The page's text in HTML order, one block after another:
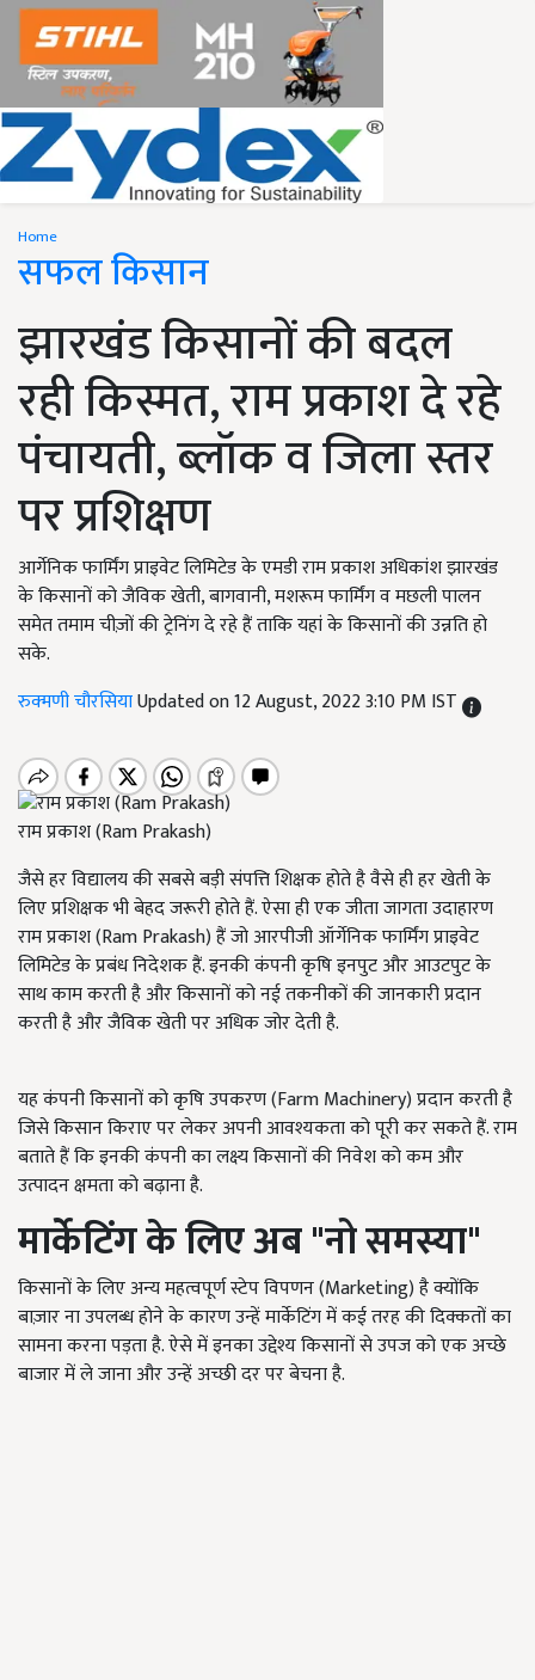
Home
सफल किसान
झारखंड किसानों की बदल
रही किस्मत, राम प्रकाश दे रहे
पंचायती, ब्लॉक व जिला स्तर
पर प्रशिक्षण
आर्गेनिक फार्मिंग प्राइवेट लिमिटेड के एमडी राम प्रकाश अधिकांश झारखंड
के किसानों को जैविक खेती, बागवानी, मशरूम फार्मिंग व मछली पालन
समेत तमाम चीज़ों की ट्रेनिंग दे रहे हैं ताकि यहां के किसानों की उन्नति हो
सके.
रुक्मणी चौरसियाUpdated on 12 August, 2022 3:10 PM IST
राम प्रकाश (Ram Prakash)
जैसे हर विद्यालय की सबसे बड़ी संपत्ति शिक्षक होते है वैसे ही हर खेती के
लिए प्रशिक्षक भी बेहद जरूरी होते हैं. ऐसा ही एक जीता जागता उदाहारण
राम प्रकाश (Ram Prakash) हैं जो आरपीजी ऑर्गेनिक फार्मिंग प्राइवेट
लिमिटेड के प्रबंध निदेशक हैं. इनकी कंपनी कृषि इनपुट और आउटपुट के
साथ काम करती है और किसानों को नई तकनीकों की जानकारी प्रदान
करती है और जैविक खेती पर अधिक जोर देती है.
यह कंपनी किसानों को कृषि उपकरण (Farm Machinery) प्रदान करती है
जिसे किसान किराए पर लेकर अपनी आवश्यकता को पूरी कर सकते हैं. राम
बताते हैं कि इनकी कंपनी का लक्ष्य किसानों की निवेश को कम और
उत्पादन क्षमता को बढ़ाना है.
मार्केटिंग के लिए अब "नो समस्या"
किसानों के लिए अन्य महत्वपूर्ण स्टेप विपणन (Marketing) है क्योंकि
बाज़ार ना उपलब्ध होने के कारण उन्हें मार्केटिंग में कई तरह की दिक्कतों का
सामना करना पड़ता है. ऐसे में इनका उद्देश्य किसानों से उपज को एक अच्छे
बाजार में ले जाना और उन्हें अच्छी दर पर बेचना है.